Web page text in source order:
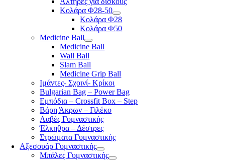
Κολάρα Φ28-50
Κολάρα Φ28
Κολάρα Φ50
Medicine Ball
Medicine Ball
Wall Ball
Slam Ball
Medicine Grip Ball
Ιμάντες- Σχοινί- Κρίκοι
Bulgarian Bag – Power Bag
Εμπόδια – Crossfit Box – Step
Βάρη Άκρων – Γιλέκο
Λαβές Γυμναστικής
Έλκηθρα – Δέστρες
Στρώματα Γυμναστικής
Αξεσουάρ Γυμναστικής
Μπάλες Γυμναστικής